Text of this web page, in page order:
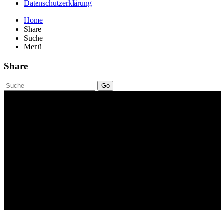
Datenschutzerklärung
Home
Share
Suche
Menü
Share
Go